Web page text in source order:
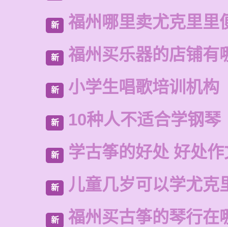
新 福州哪里卖尤克里里
新 福州买乐器的店铺有
新 小学生唱歌培训机构
新 10种人不适合学钢琴
新 学古筝的好处 好处作
新 儿童几岁可以学尤克
新 福州买古筝的琴行在